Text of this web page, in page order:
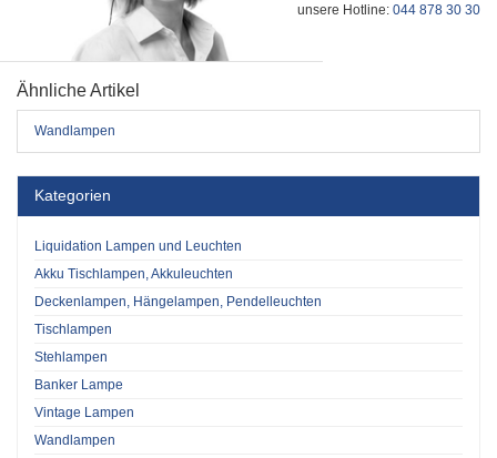
unsere Hotline: 044 878 30 30
Ähnliche Artikel
Wandlampen
Kategorien
Liquidation Lampen und Leuchten
Akku Tischlampen, Akkuleuchten
Deckenlampen, Hängelampen, Pendelleuchten
Tischlampen
Stehlampen
Banker Lampe
Vintage Lampen
Wandlampen